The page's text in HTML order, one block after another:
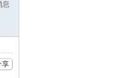
息
享